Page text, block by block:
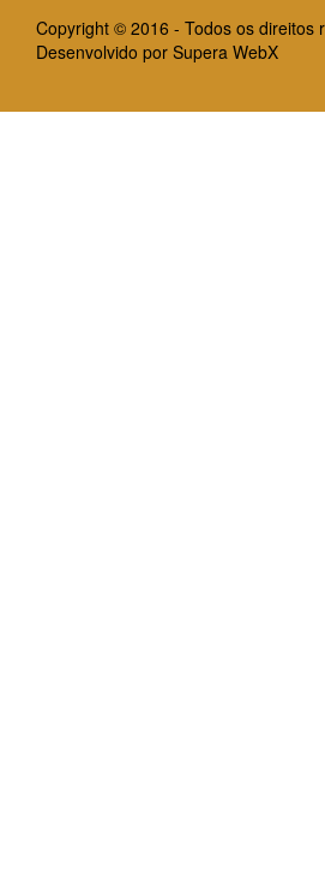
Copyright © 2016 - Todos os direitos
Desenvolvido por Supera WebX